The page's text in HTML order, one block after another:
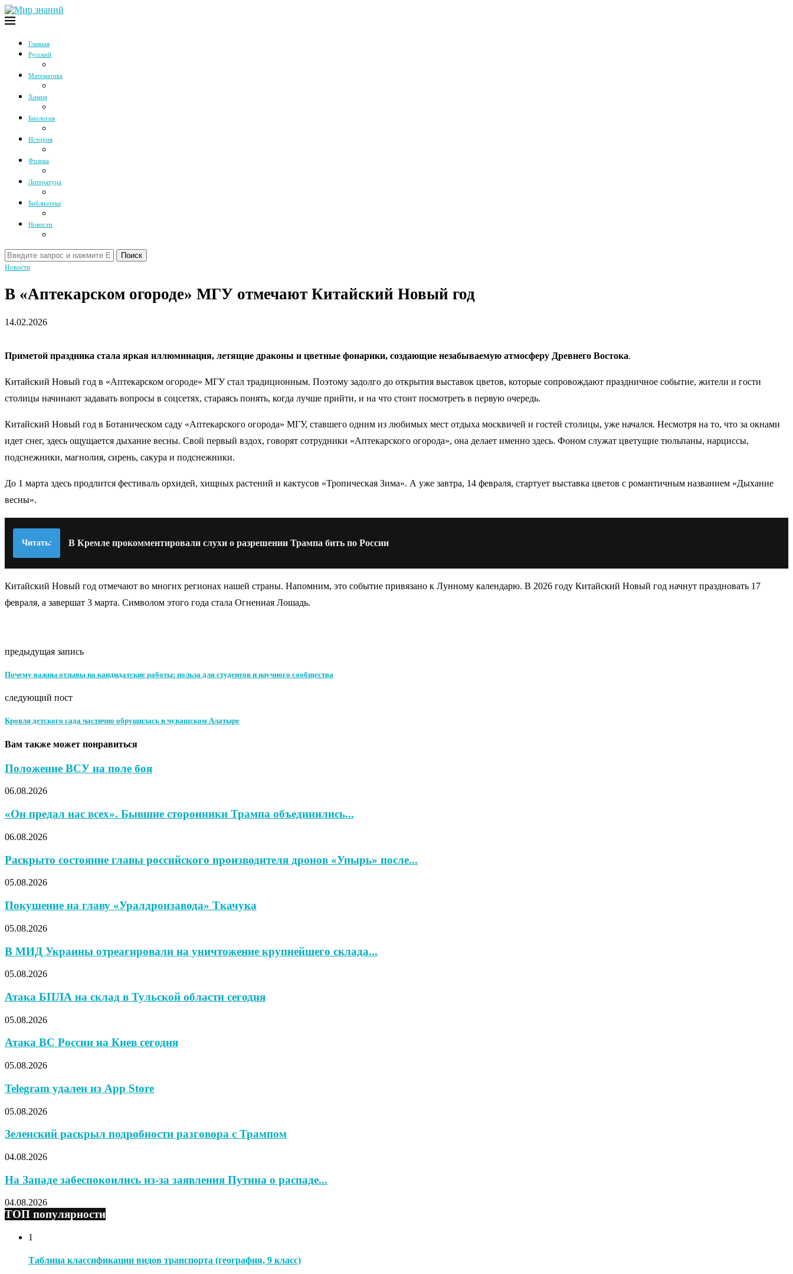
Главная
Русский
Математика
Химия
Биология
История
Физика
Литература
Библиотека
Новости
Поиск
Новости
В «Аптекарском огороде» МГУ отмечают Китайский Новый год
14.02.2026
Приметой праздника стала яркая иллюминация, летящие драконы и цветные фонарики, создающие незабываемую атмосферу Древнего Востока.
Китайский Новый год в «Аптекарском огороде» МГУ стал традиционным. Поэтому задолго до открытия выставок цветов, которые сопровождают праздничное событие, жители и гости
столицы начинают задавать вопросы в соцсетях, стараясь понять, когда лучше прийти, и на что стоит посмотреть в первую очередь.
Китайский Новый год в Ботаническом саду «Аптекарского огорода» МГУ, ставшего одним из любимых мест отдыха москвичей и гостей столицы, уже начался. Несмотря на то, что за окнами
идет снег, здесь ощущается дыхание весны. Свой первый вздох, говорят сотрудники «Аптекарского огорода», она делает именно здесь. Фоном служат цветущие тюльпаны, нарциссы,
подснежники, магнолия, сирень, сакура и подснежники.
До 1 марта здесь продлится фестиваль орхидей, хищных растений и кактусов «Тропическая Зима». А уже завтра, 14 февраля, стартует выставка цветов с романтичным названием «Дыхание
весны».
Читать: В Кремле прокомментировали слухи о разрешении Трампа бить по России
Китайский Новый год отмечают во многих регионах нашей страны. Напомним, это событие привязано к Лунному календарю. В 2026 году Китайский Новый год начнут праздновать 17
февраля, а завершат 3 марта. Символом этого года стала Огненная Лошадь.
предыдущая запись
Почему важны отзывы на кандидатские работы: польза для студентов и научного сообщества
следующий пост
Кровля детского сада частично обрушилась в чувашском Алатыре
Вам также может понравиться
Положение ВСУ на поле боя
06.08.2026
«Он предал нас всех». Бывшие сторонники Трампа объединились...
06.08.2026
Раскрыто состояние главы российского производителя дронов «Упырь» после...
05.08.2026
Покушение на главу «Уралдронзавода» Ткачука
05.08.2026
В МИД Украины отреагировали на уничтожение крупнейшего склада...
05.08.2026
Атака БПЛА на склад в Тульской области сегодня
05.08.2026
Атака ВС России на Киев сегодня
05.08.2026
Telegram удален из App Store
05.08.2026
Зеленский раскрыл подробности разговора с Трампом
04.08.2026
На Западе забеспокоились из-за заявления Путина о распаде...
04.08.2026
ТОП популярности
1
Таблица классификации видов транспорта (география, 9 класс)